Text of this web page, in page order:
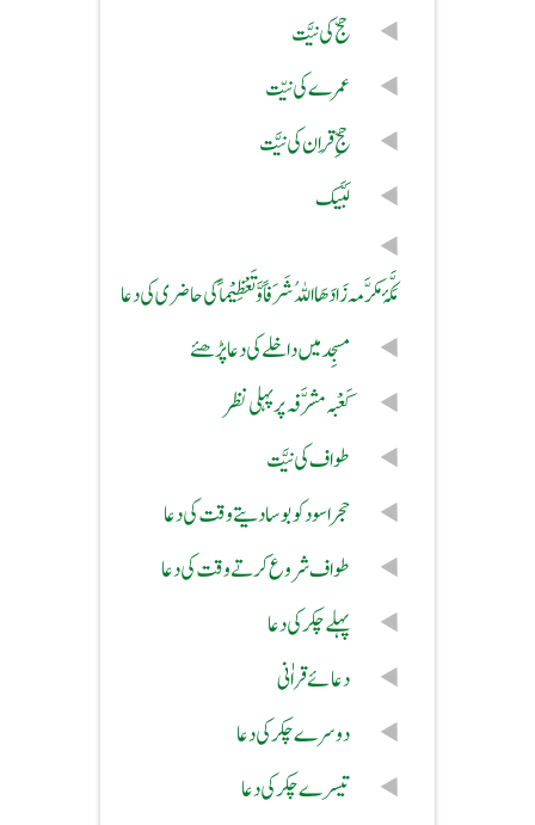
حجّ کی نیَّت
عمرے کی نیّت
حجّ ِ قِران کی نیَّت
لَبَّيك
مَکَّۂ مکرَّمہ زَادَھَا اللہُ شَرَفاً وَّ تَعْظِیْماً کی حاضری کی دعا
مسجِد میں داخلے کی دعا پڑھئے
کَعْبہ مشرَّفہ پر پہلی نظر
طواف کی نیَّت
حجر اسود کو بوسا دیتے وقت کی دعا
طواف شروع کرتے وقت کی دعا
پہلے چکر کی دعا
دعائے قراٰ نی
دوسرے چکر کی دعا
تیسرے چکر کی دعا